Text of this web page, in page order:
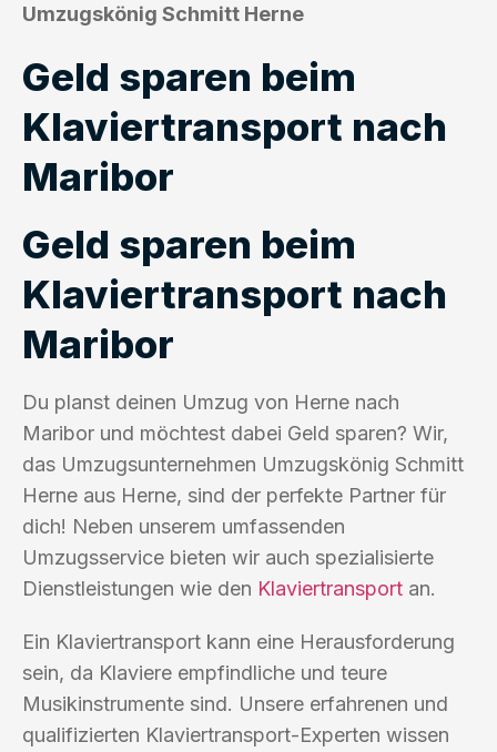
Umzugskönig Schmitt Herne
Geld sparen beim
Klaviertransport nach
Maribor
Geld sparen beim
Klaviertransport nach
Maribor
Du planst deinen Umzug von Herne nach
Maribor und möchtest dabei Geld sparen? Wir,
das Umzugsunternehmen Umzugskönig Schmitt
Herne aus Herne, sind der perfekte Partner für
dich! Neben unserem umfassenden
Umzugsservice bieten wir auch spezialisierte
Dienstleistungen wie den Klaviertransport an.
Ein Klaviertransport kann eine Herausforderung
sein, da Klaviere empfindliche und teure
Musikinstrumente sind. Unsere erfahrenen und
qualifizierten Klaviertransport-Experten wissen